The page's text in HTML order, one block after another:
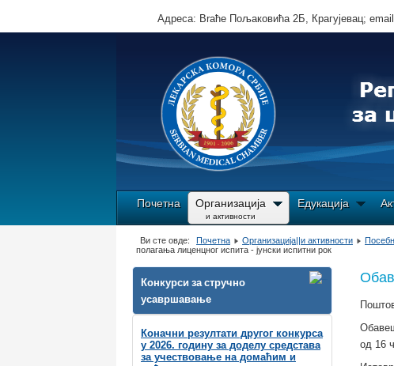
Почетна Организација
и активности
Едукација
Адреса: Brаће Пољаковића 2Б, Крагујевац;
Ви сте овде: Почетна Организација||и активности
полагања лиценцног испита - јунски испитни рок
Конкурси за стручно
усавршавање
Коначни резултати другог конкурса
у 2026. годину за доделу средстава
за учествовање на домаћим и
од 16